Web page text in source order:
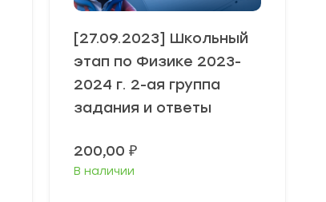
[27.09.2023] Школьный
этап по Физике 2023-
2024 г. 2-ая группа
задания и ответы
200,00 ₽
В наличии